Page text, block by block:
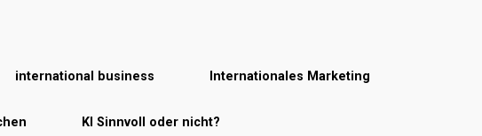
international business Internationales Marketing
KI Sinnvoll oder nicht?